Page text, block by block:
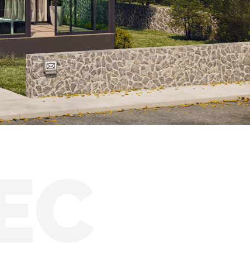
zahrady HORECA
zimní zahrady